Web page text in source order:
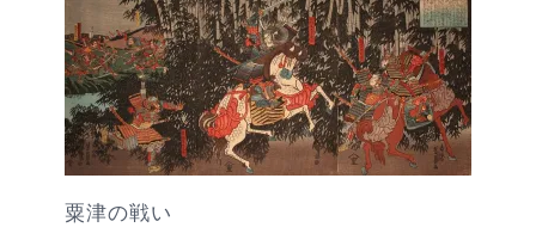
粟津の戦い